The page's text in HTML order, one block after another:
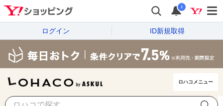
i
ログイン ID新規取得
ロハコメニュー